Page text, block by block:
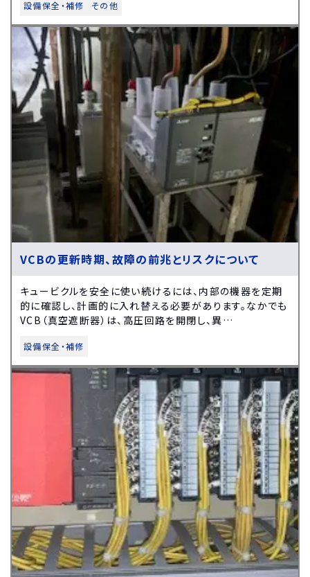
設備保全・補修 その他
VCBの更新時期、故障の前兆とリスクについて
キュービクルを安全に使い続けるには、内部の機器を定期
的に確認し、計画的に入れ替える必要があります。なかでも
VCB（真空遮断器）は、高圧回路を開閉し、異…
設備保全・補修